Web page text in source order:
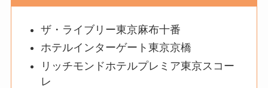
ザ・ライブリー東京麻布十番
ホテルインターゲート東京京橋
リッチモンドホテルプレミア東京スコー
レ